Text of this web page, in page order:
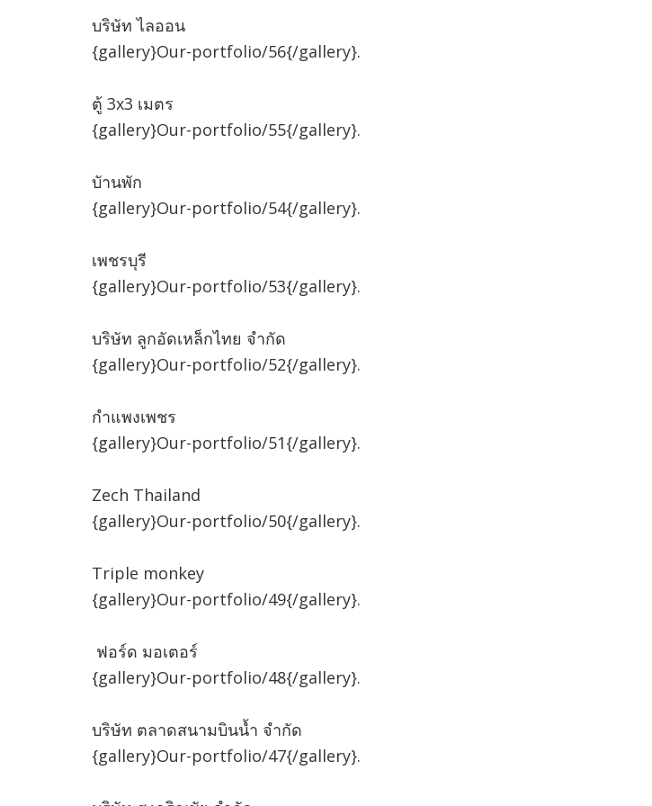
บริษัท ไลออน
{gallery}Our-portfolio/56{/gallery}.
ตู้ 3x3 เมตร
{gallery}Our-portfolio/55{/gallery}.
บัานพัก
{gallery}Our-portfolio/54{/gallery}.
เพชรบุรี
{gallery}Our-portfolio/53{/gallery}.
บริษัท ลูกอัดเหล็กไทย จำกัด
{gallery}Our-portfolio/52{/gallery}.
กำแพงเพชร
{gallery}Our-portfolio/51{/gallery}.
Zech Thailand
{gallery}Our-portfolio/50{/gallery}.
Triple monkey
{gallery}Our-portfolio/49{/gallery}.
ฟอร์ด มอเตอร์
{gallery}Our-portfolio/48{/gallery}.
บริษัท ตลาดสนามบินน้ำ จำกัด
{gallery}Our-portfolio/47{/gallery}.